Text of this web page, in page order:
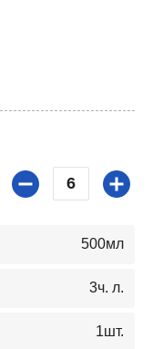
6
500мл
3ч. л.
1шт.